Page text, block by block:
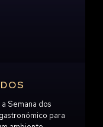
Semana dos
para